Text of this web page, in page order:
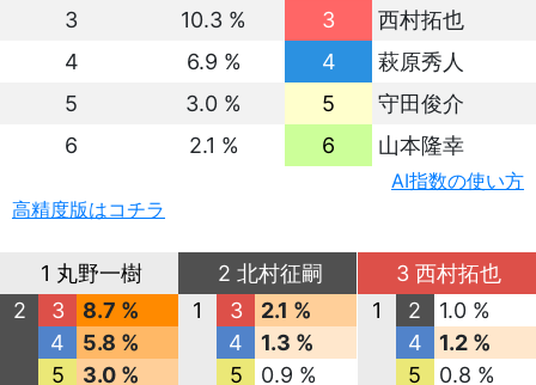
3
10.3 % 3
西村拓也
4
6.9 % 4
萩原秀人
5
3.0 % 5
守田俊介
6
2.1 % 6 山本隆幸
AI指数の使い方
高精度版はコチラ
1 丸野一樹
2
3
8.7 %
4
5.8 %
5
3.0 %
2 北村征嗣
1
3
2.1 %
4
1.3 %
5
0.9 %
3 西村拓也
1
2
1.0 %
4
1.2 %
5
0.8 %